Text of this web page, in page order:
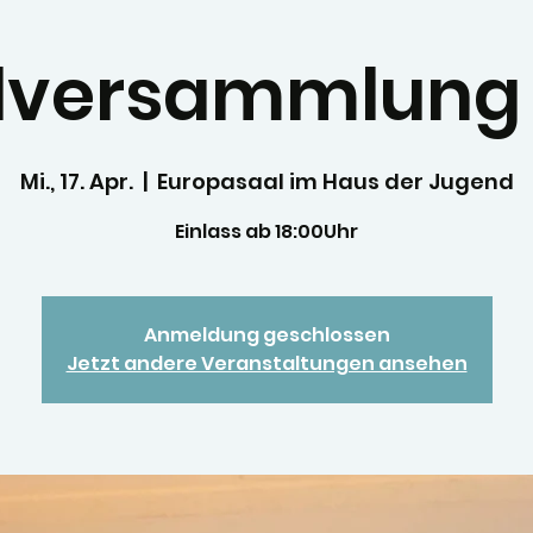
Mi., 17. Apr.
  |
Europasaal im Haus der Jugend
Einlass ab 18:00Uhr
Anmeldung geschlossen
Jetzt andere Veranstaltungen ansehen